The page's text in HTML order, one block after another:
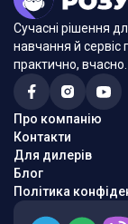
Сучасні рішення
навчання й сервіс
практично, вчасно.
Про компанію
Контакти
Для дилерів
Блог
Політика